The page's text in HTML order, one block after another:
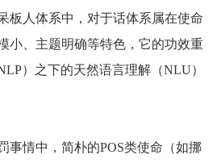
板人体系中，对于话体系属在使命
小、主题明确等特色，它的功效重
）之下的天然语言理解（NLU）
事情中，简朴的POS类使命（如挪